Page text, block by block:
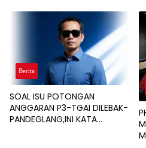
dan Resort
Berita
SOAL ISU POTONGAN
ANGGARAN P3-TGAI DILEBAK-
PANDEGLANG,INI KATA